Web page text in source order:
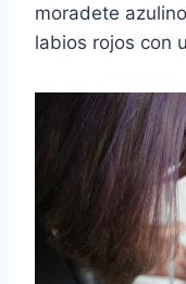
moradete
labios rojos con